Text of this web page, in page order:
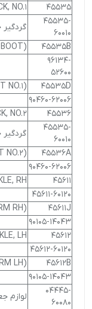
45535
NO.1
45535-
60010
45535B
96134-
52600
45535D
NO.1)
90460-62006
45536
NO.2
45535-
60010
45536A
NO.2)
90460-62006
45611
RH
45611-60120
45611J
RH)
90105-14043
45612
LH
45612-60120
45612B
LH)
90105-14043
04445-
60080
لوازم